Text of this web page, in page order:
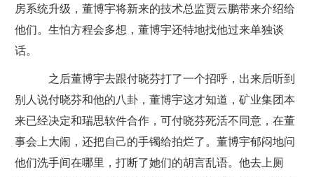
房系统升级，董博宇将新来的技术总监贾云鹏带来介绍给
他们。生怕方程会多想，董博宇还特地找他过来单独谈
话。
之后董博宇去跟付晓芬打了一个招呼，出来后听到
别人说付晓芬和他的八卦，董博宇这才知道，矿业集团本
来已经决定和瑞思软件合作，可付晓芬死活不同意，在董
事会上大闹，还把自己的手镯给拍烂了。董博宇郁闷地问
他们洗手间在哪里，打断了她们的胡言乱语。他去上厕